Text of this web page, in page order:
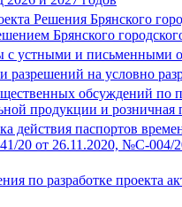
Решения Брянского
Брянского
с устными и письменными
разрешений на условно
обсуждений по
продукции и розничная
действия паспортов
20 от 26.11.2020, №С-004/
по разработке проекта